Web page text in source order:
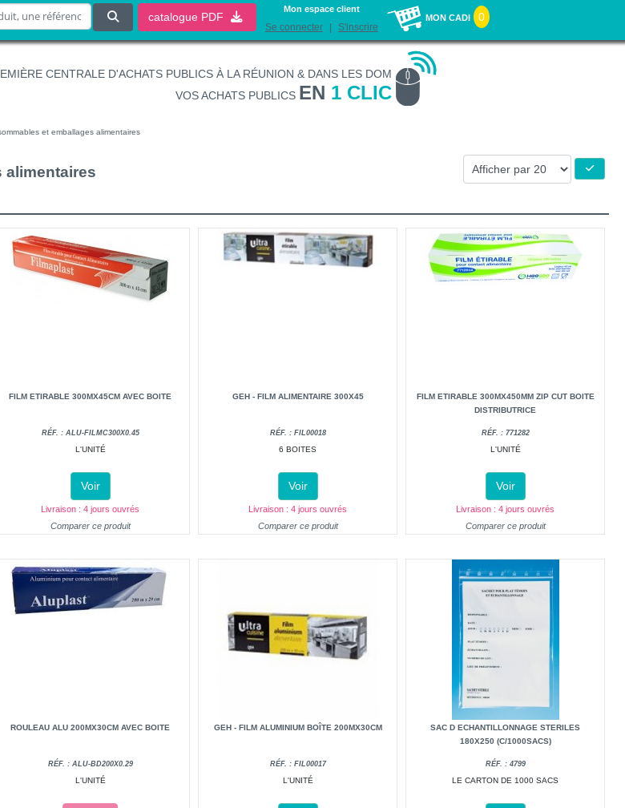
catalogue PDF
Mon espace client
Se connecter S'inscrire
MON CADI 0
CENTRALE D'ACHATS PUBLICS À LA RÉUNION & DANS LES DOM
VOS ACHATS PUBLICS EN 1 CLIC
et emballages alimentaires
alimentaires
FILM ETIRABLE 300MX45CM AVEC BOITE
RÉF. : ALU-FILMC300X0.45
L'UNITÉ
Voir
Livraison : 4 jours ouvrés
Comparer ce produit
GEH - FILM ALIMENTAIRE 300X45
RÉF. : FIL00018
6 BOITES
Voir
Livraison : 4 jours ouvrés
Comparer ce produit
FILM ETIRABLE 300MX450MM ZIP CUT BOITE
DISTRIBUTRICE
RÉF. : 771282
L'UNITÉ
Voir
Livraison : 4 jours ouvrés
Comparer ce produit
ROULEAU ALU 200MX30CM AVEC BOITE
RÉF. : ALU-BD200X0.29
L'UNITÉ
GEH - FILM ALUMINIUM BOÎTE 200MX30CM
RÉF. : FIL00017
L'UNITÉ
SAC D ECHANTILLONNAGE STERILES
180X250 (C/1000SACS)
RÉF. : 4799
LE CARTON DE 1000 SACS